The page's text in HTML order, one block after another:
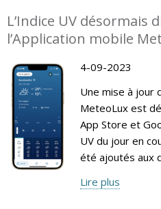
L’Indice UV désormais
l’Application mobile
4-09-2023
Une mise à jour
MeteoLux est
App Store et
UV du jour en
été ajoutés aux
Lire plus